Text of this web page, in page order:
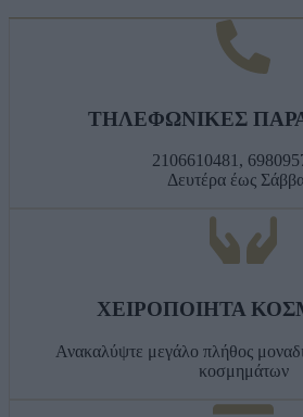
ΤΗΛΕΦΩΝΙΚΕΣ
2106610481,
Δευτέρα έως
ΧΕΙΡΟΠΟΙΗΤΑ
Ανακαλύψτε μεγάλο πλήθος
κοσμημάτων